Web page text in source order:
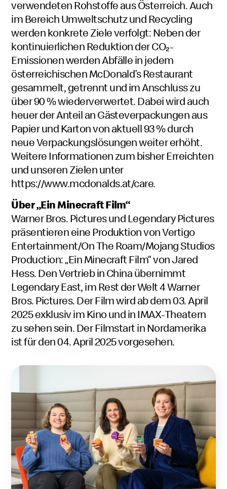
verwendeten Rohstoffe aus Österreich. Auch
im Bereich Umweltschutz und Recycling
werden konkrete Ziele verfolgt: Neben der
kontinuierlichen Reduktion der CO₂-
Emissionen werden Abfälle in jedem
österreichischen McDonald’s Restaurant
gesammelt, getrennt und im Anschluss zu
über 90 % wiederverwertet. Dabei wird auch
heuer der Anteil an Gästeverpackungen aus
Papier und Karton von aktuell 93 % durch
neue Verpackungslösungen weiter erhöht.
Weitere Informationen zum bisher Erreichten
und unseren Zielen unter
https://www.mcdonalds.at/care.
Über „Ein Minecraft Film“
Warner Bros. Pictures und Legendary Pictures
präsentieren eine Produktion von Vertigo
Entertainment/On The Roam/Mojang Studios
Production: „Ein Minecraft Film“ von Jared
Hess. Den Vertrieb in China übernimmt
Legendary East, im Rest der Welt 4 Warner
Bros. Pictures. Der Film wird ab dem 03. April
2025 exklusiv im Kino und in IMAX-Theatern
zu sehen sein. Der Filmstart in Nordamerika
ist für den 04. April 2025 vorgesehen.